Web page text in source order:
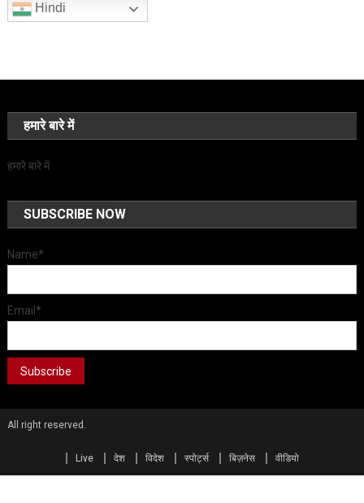
Hindi
हमारे बारे में
हमारे बारे में
SUBSCRIBE NOW
Name*
Email*
All right reserved.
Live देश विदेश स्पोर्ट्स बिज़नेस वीडियो